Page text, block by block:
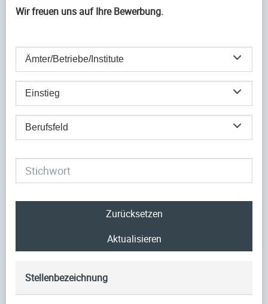
Wir freuen uns auf Ihre Bewerbung.
Ämter/Betriebe/Institute
Einstieg
Berufsfeld
Zurücksetzen
Aktualisieren
Stellenbezeichnung